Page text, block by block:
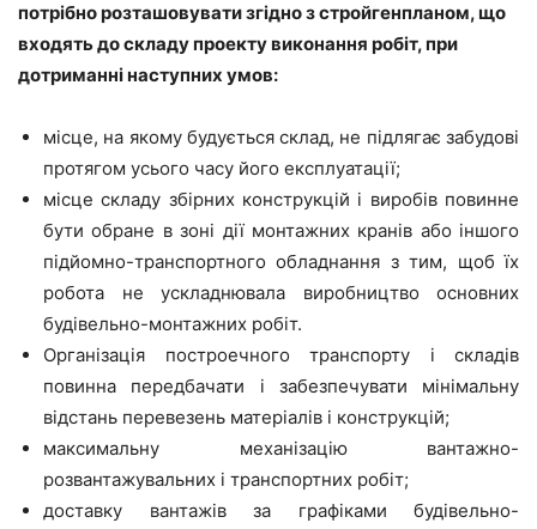
потрібно розташовувати згідно з стройгенпланом, що
входять до складу проекту виконання робіт, при
дотриманні наступних умов:
місце, на якому будується склад, не підлягає забудові
протягом усього часу його експлуатації;
місце складу збірних конструкцій і виробів повинне
бути обране в зоні дії монтажних кранів або іншого
підйомно-транспортного обладнання з тим, щоб їх
робота не ускладнювала виробництво основних
будівельно-монтажних робіт.
Організація построечного транспорту і складів
повинна передбачати і забезпечувати мінімальну
відстань перевезень матеріалів і конструкцій;
максимальну механізацію вантажно-
розвантажувальних і транспортних робіт;
доставку вантажів за графіками будівельно-